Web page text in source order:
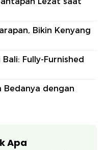
Bikin Kenyang
Fully-Furnished
Bedanya dengan
Apa